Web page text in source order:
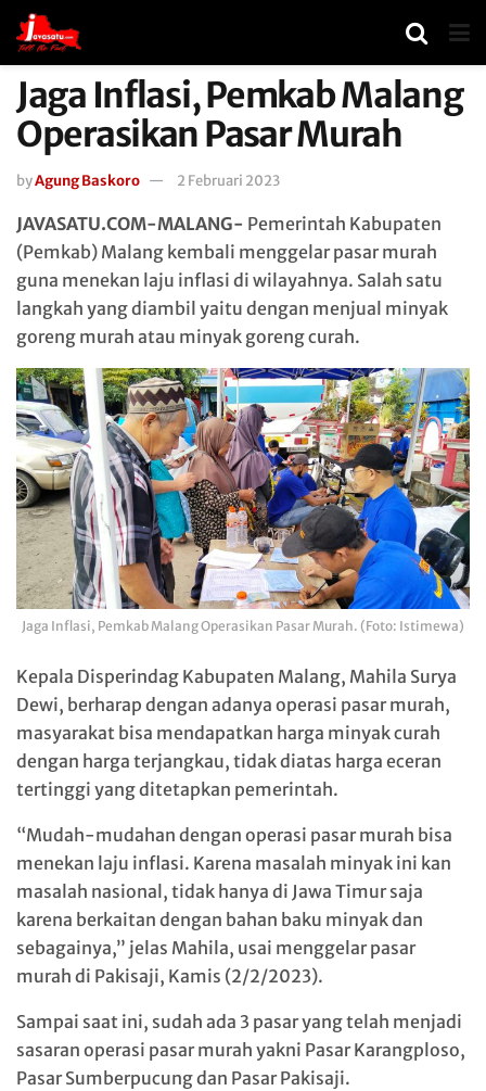
Jaga Inflasi, Pemkab Malang
Operasikan Pasar Murah
byAgung Baskoro 2 Februari 2023
JAVASATU.COM-MALANG- Pemerintah Kabupaten
(Pemkab) Malang kembali menggelar pasar murah
guna menekan laju inflasi di wilayahnya. Salah satu
langkah yang diambil yaitu dengan menjual minyak
goreng murah atau minyak goreng curah.
Jaga Inflasi, Pemkab Malang Operasikan Pasar Murah. (Foto: Istimewa)
Kepala Disperindag Kabupaten Malang, Mahila Surya
Dewi, berharap dengan adanya operasi pasar murah,
masyarakat bisa mendapatkan harga minyak curah
dengan harga terjangkau, tidak diatas harga eceran
tertinggi yang ditetapkan pemerintah.
“Mudah-mudahan dengan operasi pasar murah bisa
menekan laju inflasi. Karena masalah minyak ini kan
masalah nasional, tidak hanya di Jawa Timur saja
karena berkaitan dengan bahan baku minyak dan
sebagainya,” jelas Mahila, usai menggelar pasar
murah di Pakisaji, Kamis (2/2/2023).
Sampai saat ini, sudah ada 3 pasar yang telah menjadi
sasaran operasi pasar murah yakni Pasar Karangploso,
Pasar Sumberpucung dan Pasar Pakisaji.